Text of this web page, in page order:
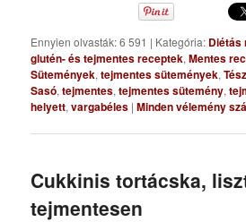
Ennyien olvasták: 6 591 | Kategória: Diétás
glutén- és tejmentes receptek,Mentes
Sütemények,tejmentes sütemények,
Sasó,tejmentes,tejmentes sütemény,
helyett,vargabéles |Minden vélemény
Cukkinis tortácska,
tejmentesen